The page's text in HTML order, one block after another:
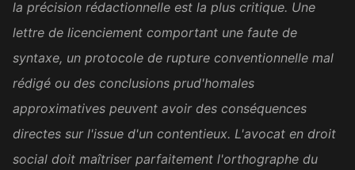
SM Candidate au concours de la
It was excellent. I found a job
now and will practice my
la précision rédactionnelle est la plus critique. Une
lettre de licenciement comportant une faute de
syntaxe, un protocole de rupture conventionnelle mal
rédigé ou des conclusions prud'homales
approximatives peuvent avoir des conséquences
directes sur l'issue d'un contentieux. L'avocat en droit
social doit maîtriser parfaitement l'orthographe du